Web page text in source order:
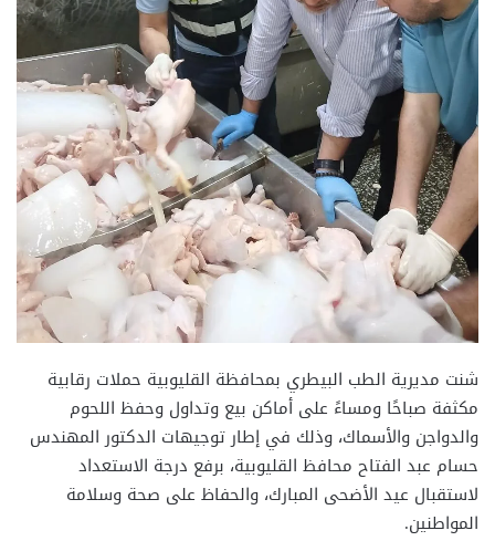
شنت مديرية الطب البيطري بمحافظة القليوبية حملات رقابية
مكثفة صباحًا ومساءً على أماكن بيع وتداول وحفظ اللحوم
والدواجن والأسماك، وذلك في إطار توجيهات الدكتور المهندس
حسام عبد الفتاح محافظ القليوبية، برفع درجة الاستعداد
لاستقبال عيد الأضحى المبارك، والحفاظ على صحة وسلامة
المواطنين.